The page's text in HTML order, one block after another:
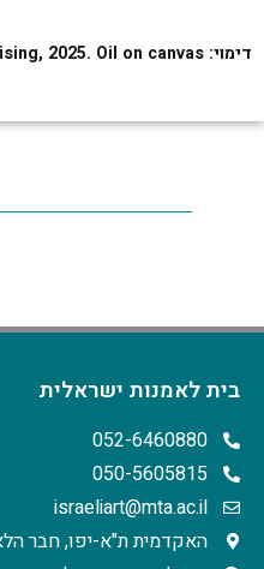
דימוי: Mai Daas, Uprising, 2025. Oil on canvas
בית לאמנות ישראלית
052-6460880
050-5605815
israeliart@mta.ac.il
האקדמית ת"א-יפו, חבר הלאומים